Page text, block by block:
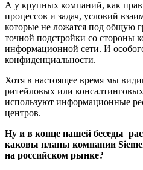
А у крупных компаний, как
процессов и задач, условий
которые не ложатся под общую
точной подстройки со стороны
информационной сети. И
конфиденциальности.
Хотя в настоящее время мы
ритейловых или
используют информационные
центров.
Ну и в конце нашей беседы
каковы планы компании
на российском рынке?